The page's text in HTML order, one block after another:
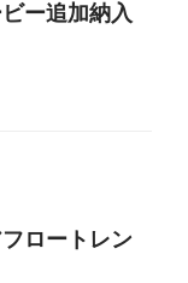
ー追加納入
ロートレン